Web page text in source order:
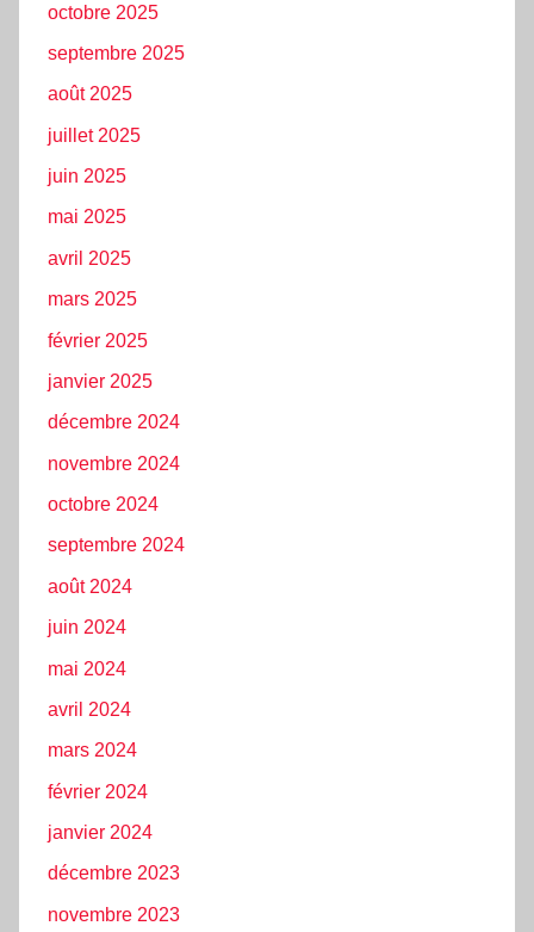
octobre 2025
septembre 2025
août 2025
juillet 2025
juin 2025
mai 2025
avril 2025
mars 2025
février 2025
janvier 2025
décembre 2024
novembre 2024
octobre 2024
septembre 2024
août 2024
juin 2024
mai 2024
avril 2024
mars 2024
février 2024
janvier 2024
décembre 2023
novembre 2023